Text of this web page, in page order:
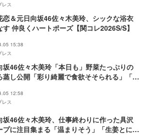
レス
恋＆元日向坂46佐々木美玲、シックな浴衣
す 仲良くハートポーズ【関コレ2026S/S】
15:38
レス
坂46佐々木美玲「本日も」野菜たっぷりの
蒸し公開「彩り綺麗で食欲そそられる」「ヘ
12:58
レス
坂46佐々木美玲、仕事終わりに作った具沢
プに注目集まる「温まりそう」「生姜とにん